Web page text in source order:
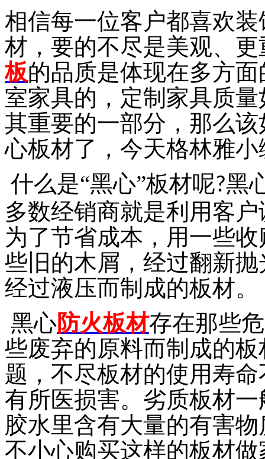
相信每一位客户都喜欢
材，要的不尽是美观、
板的品质是体现在多方
室家具的，定制家具质
其重要的一部分，那么
心板材了，今天格林雅
什么是“黑心”板材呢?黑
多数经销商就是利用客
为了节省成本，用一些
些旧的木屑，经过翻新
经过液压而制成的板材。
黑心防火板材存在那些
些废弃的原料而制成的
题，不尽板材的使用寿
有所医损害。劣质板材
胶水里含有大量的有害
不小心购买这样的板材